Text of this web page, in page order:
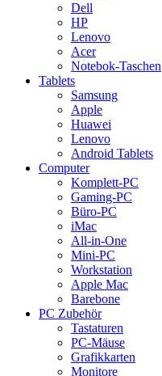
Dell
HP
Lenovo
Acer
Notebok-Taschen
Tablets
Samsung
Apple
Huawei
Lenovo
Android Tablets
Computer
Komplett-PC
Gaming-PC
Büro-PC
iMac
All-in-One
Mini-PC
Workstation
Apple Mac
Barebone
PC Zubehör
Tastaturen
PC-Mäuse
Grafikkarten
Monitore